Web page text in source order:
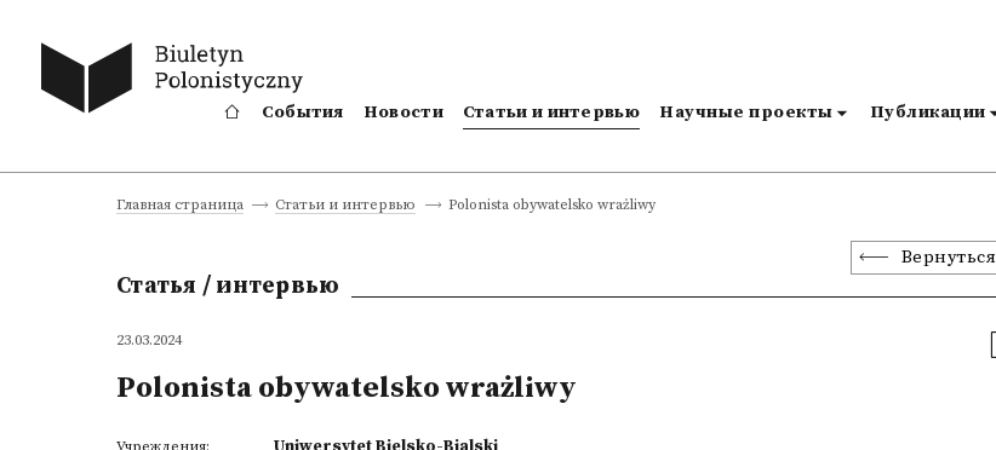
События Новости Статьи и интервью Научные проекты Публикации
Главная страница Статьи и интервью Polonista obywatelsko wrażliwy
Вернуться
Статья / интервью
23.03.2024
Polonista obywatelsko wrażliwy